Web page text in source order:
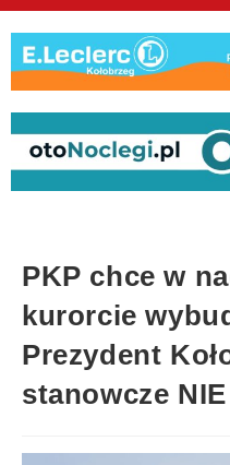
PKP chce w
kurorcie
Prezydent
stanowcze NIE